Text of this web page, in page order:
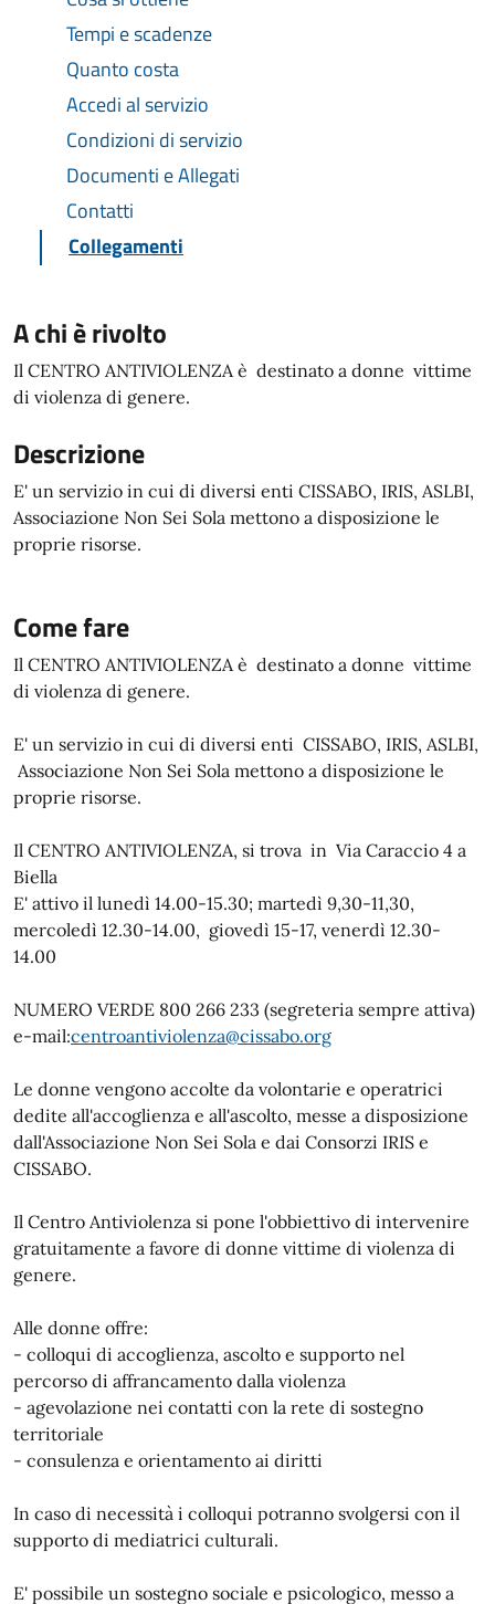
Tempi e scadenze
Quanto costa
Accedi al servizio
Condizioni di servizio
Documenti e Allegati
Contatti
Collegamenti
A chi è rivolto
Il CENTRO ANTIVIOLENZA è destinato a donne vittime
di violenza di genere.
Descrizione
E' un servizio in cui di diversi enti CISSABO, IRIS, ASLBI,
Associazione Non Sei Sola mettono a disposizione le
proprie risorse.
Come fare
Il CENTRO ANTIVIOLENZA è destinato a donne vittime
di violenza di genere.
E' un servizio in cui di diversi enti CISSABO, IRIS, ASLBI,
Associazione Non Sei Sola mettono a disposizione le
proprie risorse.
Il CENTRO ANTIVIOLENZA, si trova in Via Caraccio 4 a
Biella
E' attivo il lunedì 14.00-15.30; martedì 9,30-11,30,
mercoledì 12.30-14.00, giovedì 15-17, venerdì 12.30-
14.00
NUMERO VERDE 800 266 233 (segreteria sempre attiva)
e-mail:centroantiviolenza@cissabo.org
Le donne vengono accolte da volontarie e operatrici
dedite all'accoglienza e all'ascolto, messe a disposizione
dall'Associazione Non Sei Sola e dai Consorzi IRIS e
CISSABO.
Il Centro Antiviolenza si pone l'obbiettivo di intervenire
gratuitamente a favore di donne vittime di violenza di
genere.
Alle donne offre:
- colloqui di accoglienza, ascolto e supporto nel
percorso di affrancamento dalla violenza
- agevolazione nei contatti con la rete di sostegno
territoriale
- consulenza e orientamento ai diritti
In caso di necessità i colloqui potranno svolgersi con il
supporto di mediatrici culturali.
E' possibile un sostegno sociale e psicologico, messo a